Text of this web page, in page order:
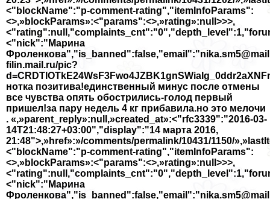
<"blockName":"p-comment-rating","itemInfoParams":
<>,»blockParams»:<"params":<>,»rating»:null>>>,
<"nick":"Марина
filin.mail.ru/pic?
нотка позитива!единственный минус после отмены
все чувства опять обострились-голод первый
пришел!за пару недель 4 кг прибавила.но это мелочи
. «,»parent_reply»:null,»created_at»:<"rfc3339":"2016-03-
14T21:48:27+03:00","display":"14 марта 2016,
21:48">,»href»:»/comments/permalink/10431/1150/
<"blockName":"p-comment-rating","itemInfoParams":
<>,»blockParams»:<"params":<>,»rating»:null>>>,
<"nick":"Марина